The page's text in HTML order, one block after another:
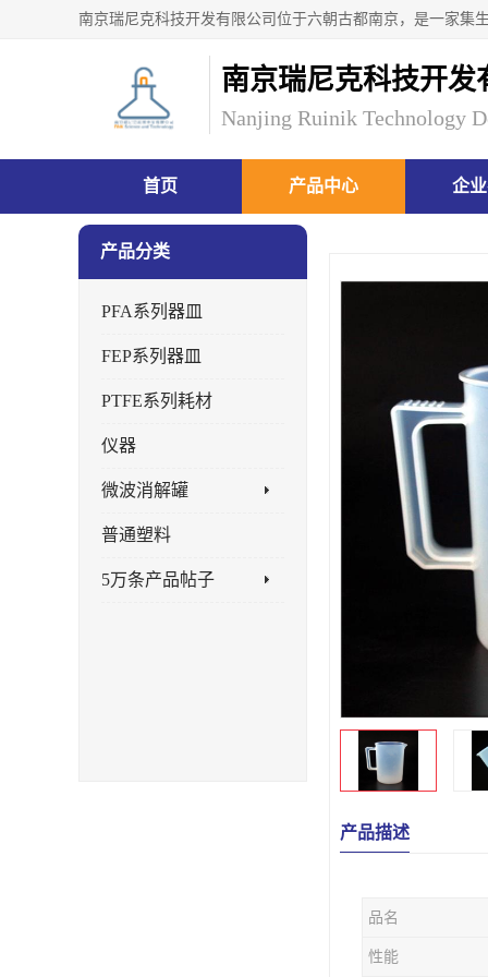
南京瑞尼克科技开发
Nanjing Ruinik Technology
首页 产品中心 企
产品分类
PFA系列器皿
FEP系列器皿
PTFE系列耗材
仪器
微波消解罐
普通塑料
5万条产品帖子
产品描述
品名
性能